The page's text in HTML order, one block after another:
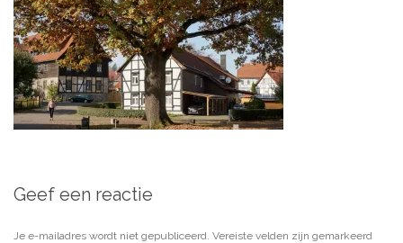
Geef een reactie
Je e-mailadres wordt niet gepubliceerd. Vereiste velden zijn gemarkeerd